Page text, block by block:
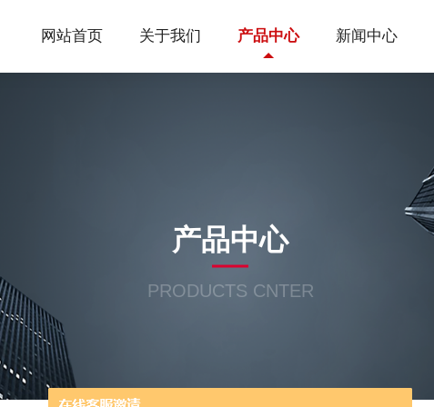
网站首页 关于我们 产品中心 新闻中心
产品中心
PRODUCTS CNTER